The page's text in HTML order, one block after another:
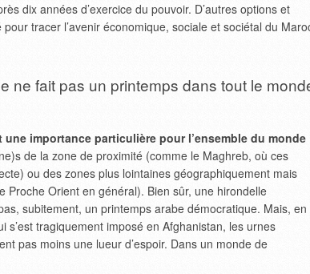
dix années d’exercice du pouvoir. D’autres options et
tracer l’avenir économique, sociale et sociétal du
ne fait pas un printemps dans tout le
importance particulière pour l’ensemble du monde
de la zone de proximité (comme le Maghreb, où ces
ou des zones plus lointaines géographiquement mais
Proche Orient en général). Bien sûr, une hirondelle
subitement, un printemps arabe démocratique. Mais, en
s’est tragiquement imposé en Afghanistan, les urnes
pas moins une lueur d’espoir. Dans un monde de